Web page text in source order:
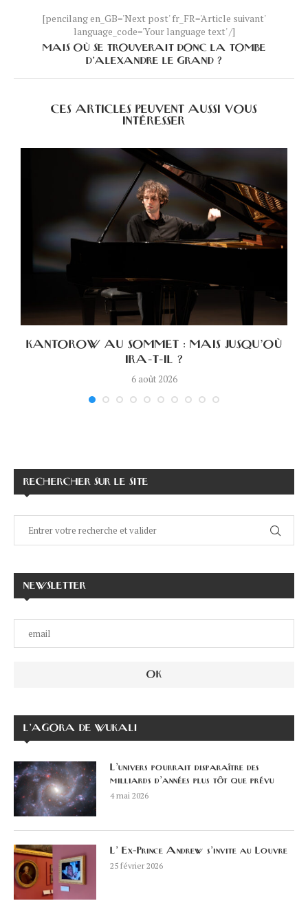
[pencilang en_GB='Next post' fr_FR='Article suivant'
language_code='Your language text' /]
MAIS OÙ SE TROUVERAIT DONC LA TOMBE
D’ALEXANDRE LE GRAND ?
CES ARTICLES PEUVENT AUSSI VOUS
INTÉRESSER
KANTOROW AU SOMMET : MAIS JUSQU’OÙ
IRA-T-IL ?
6 août 2026
RECHERCHER SUR LE SITE
NEWSLETTER
L’AGORA DE WUKALI
L’univers pourrait disparaître des
milliards d’années plus tôt que prévu
4 mai 2026
L’ Ex-Prince Andrew s’invite au Louvre
25 février 2026